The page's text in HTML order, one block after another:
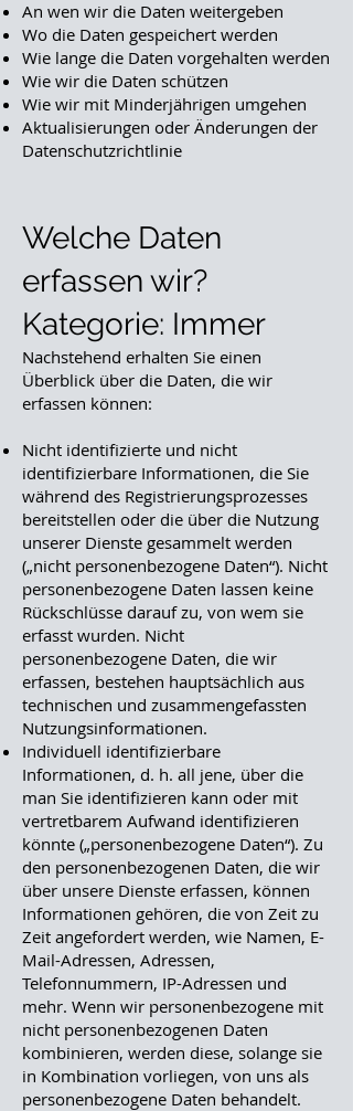
An wen wir die Daten weitergeben
Wo die Daten gespeichert werden
Wie lange die Daten vorgehalten werden
Wie wir die Daten schützen
Wie wir mit Minderjährigen umgehen
Aktualisierungen oder Änderungen der
Datenschutzrichtlinie
Welche Daten
erfassen wir?
Kategorie: Immer
Nachstehend erhalten Sie einen
Überblick über die Daten, die wir
erfassen können:
Nicht identifizierte und nicht
identifizierbare Informationen, die Sie
während des Registrierungsprozesses
bereitstellen oder die über die Nutzung
unserer Dienste gesammelt werden
(„nicht personenbezogene Daten“). Nicht
personenbezogene Daten lassen keine
Rückschlüsse darauf zu, von wem sie
erfasst wurden. Nicht
personenbezogene Daten, die wir
erfassen, bestehen hauptsächlich aus
technischen und zusammengefassten
Nutzungsinformationen.
Individuell identifizierbare
Informationen, d. h. all jene, über die
man Sie identifizieren kann oder mit
vertretbarem Aufwand identifizieren
könnte („personenbezogene Daten“). Zu
den personenbezogenen Daten, die wir
über unsere Dienste erfassen, können
Informationen gehören, die von Zeit zu
Zeit angefordert werden, wie Namen, E-
Mail-Adressen, Adressen,
Telefonnummern, IP-Adressen und
mehr. Wenn wir personenbezogene mit
nicht personenbezogenen Daten
kombinieren, werden diese, solange sie
in Kombination vorliegen, von uns als
personenbezogene Daten behandelt.